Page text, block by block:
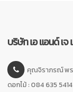
บริษัท เอ แอนด์ เจ
คุณจิราภรณ์ พ
ดอกไม้ : 084 635 5414